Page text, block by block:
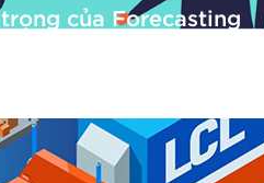
của Forecasting